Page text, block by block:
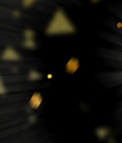
Servicios